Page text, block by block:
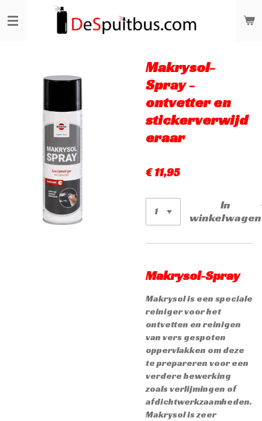
direct
Makrysol-
Spray -
ontvetter en
stickerverwijd
eraar
€ 11,95
In
winkelwagen
Makrysol-Spray
Makrysol is een speciale
reiniger voor het
ontvetten en reinigen
van vers gespoten
oppervlakken om deze
te prepareren voor een
verdere bewerking
zoals verlijmingen of
afdichtwerkzaamheden.
Makrysol is zeer